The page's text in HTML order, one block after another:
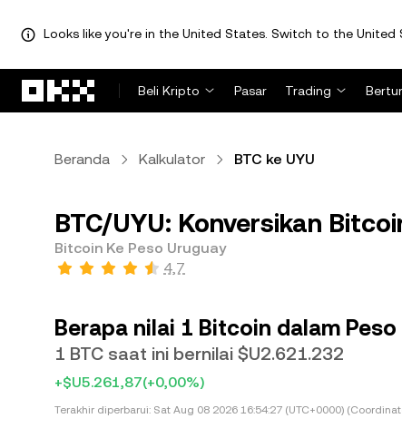
Looks like you're in the United States. Switch to the
Beli Kripto
Pasar Trading
Beranda Kalkulator BTC ke UYU
BTC/UYU: Konversikan
Bitcoin Ke Peso Uruguay
4,7
Berapa nilai 1 Bitcoin dalam Peso
1 BTC saat ini bernilai $U2.621.232
+$U5.261,87(+0,00%)
Terakhir diperbarui: Sat Aug 08 2026 16:54:27 (UTC+0000)